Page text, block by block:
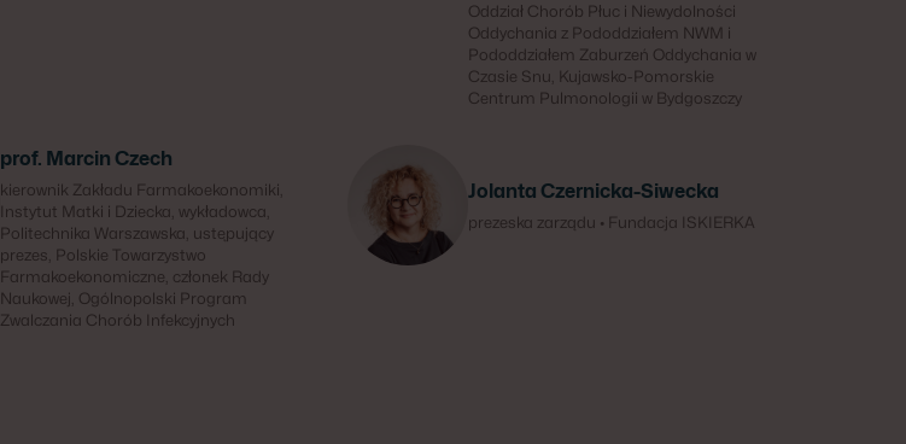
Oddział Chorób Płuc i Niewydolności
Oddychania z Pododdziałem NWM i
Pododdziałem Zaburzeń Oddychania w
Czasie Snu, Kujawsko-Pomorskie
Centrum Pulmonologii w Bydgoszczy
prof. Marcin Czech
kierownik Zakładu Farmakoekonomiki,
Instytut Matki i Dziecka, wykładowca,
Politechnika Warszawska, ustępujący
prezes, Polskie Towarzystwo
Farmakoekonomiczne, członek Rady
Naukowej, Ogólnopolski Program
Zwalczania Chorób Infekcyjnych
Jolanta Czernicka-Siwecka
prezeska zarządu • Fundacja ISKIERKA